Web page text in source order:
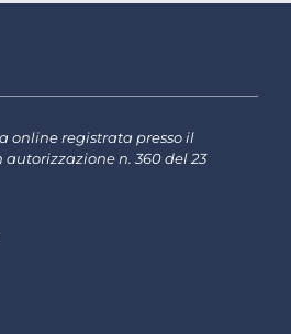
online registrata presso il
n. 360 del 23